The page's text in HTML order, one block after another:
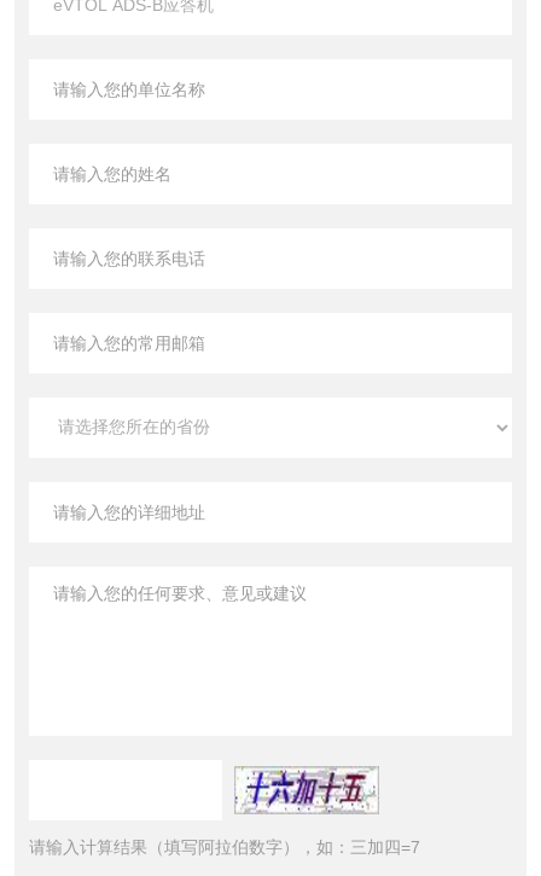
请输入计算结果（填写阿拉伯数字），如：三加四=7